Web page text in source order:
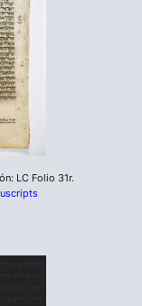
LC Folio 31r.